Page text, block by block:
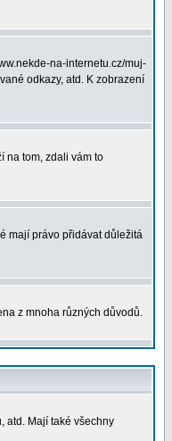
na-internetu.cz/muj-
odkazy, atd. K zobrazení
na tom, zdali vám to
mají právo přidávat důležitá
z mnoha různých důvodů.
atd. Mají také všechny